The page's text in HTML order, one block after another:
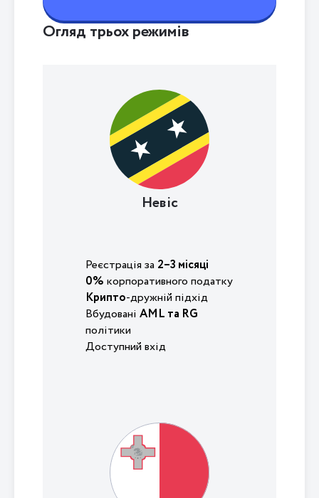
Огляд трьох режимів
Невіс
Реєстрація за 2–3 місяці
0% корпоративного податку
Крипто-дружній підхід
Вбудовані AML та RG
політики
Доступний вхід